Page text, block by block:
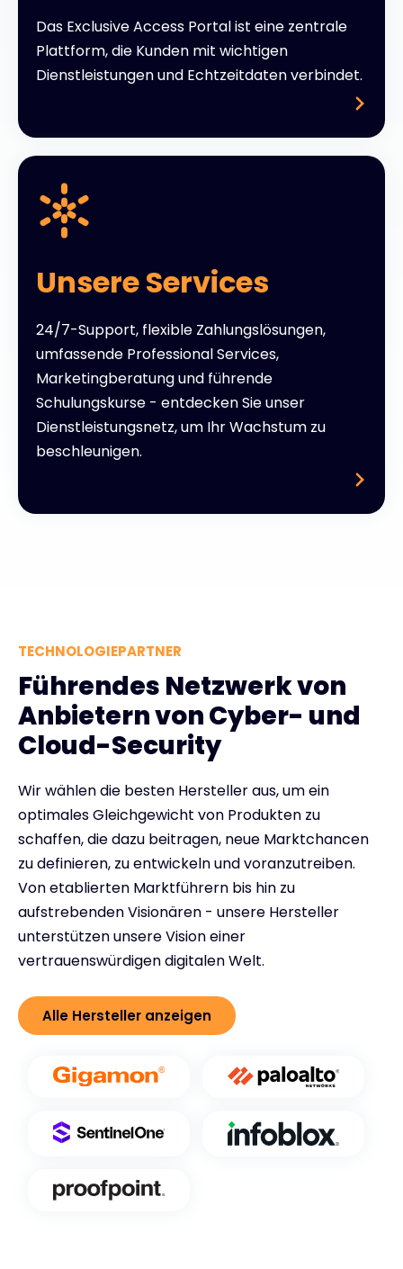
Das Exclusive Access Portal ist eine zentrale
Plattform, die Kunden mit wichtigen
Dienstleistungen und Echtzeitdaten verbindet.
Unsere Services
24/7-Support, flexible Zahlungslösungen,
umfassende Professional Services,
Marketingberatung und führende
Schulungskurse - entdecken Sie unser
Dienstleistungsnetz, um Ihr Wachstum zu
beschleunigen.
TECHNOLOGIEPARTNER
Führendes Netzwerk von
Anbietern von Cyber- und
Cloud-Security
Wir wählen die besten Hersteller aus, um ein
optimales Gleichgewicht von Produkten zu
schaffen, die dazu beitragen, neue Marktchancen
zu definieren, zu entwickeln und voranzutreiben.
Von etablierten Marktführern bis hin zu
aufstrebenden Visionären - unsere Hersteller
unterstützen unsere Vision einer
vertrauenswürdigen digitalen Welt.
Alle Hersteller anzeigen